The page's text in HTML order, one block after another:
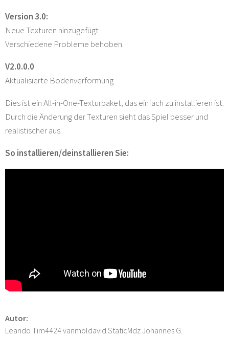
Version 3.0:
Neue Texturen hinzugefügt
Verschiedene Probleme behoben
V2.0.0.0
Aktualisierte Bodenverformung
Dies ist ein All-in-One-Texturpaket, das einfach zu installieren ist.
Durch die Änderung der Texturen sieht das Spiel besser und
realistischer aus.
So installieren/deinstallieren Sie:
Autor:
Leando Tim4424 vanmoldavid StaticMdz Johannes G.